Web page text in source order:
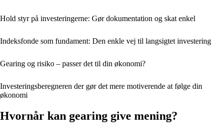
Hold styr på investeringerne: Gør dokumentation og skat enkel
Indeksfonde som fundament: Den enkle vej til langsigtet investering
Gearing og risiko – passer det til din økonomi?
Investeringsberegneren der gør det mere motiverende at følge din
økonomi
Hvornår kan gearing give mening?